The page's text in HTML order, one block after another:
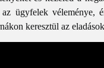
ügyfelek véleménye,
keresztül az